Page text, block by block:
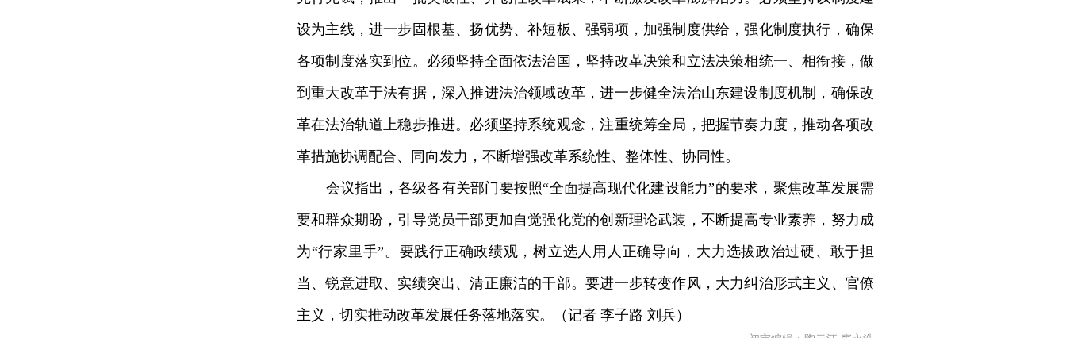
设为主线，进一步固根基、扬优势、补短板、强弱项，加强制度供给，强化制度执行，确保
各项制度落实到位。必须坚持全面依法治国，坚持改革决策和立法决策相统一、相衔接，做
到重大改革于法有据，深入推进法治领域改革，进一步健全法治山东建设制度机制，确保改
革在法治轨道上稳步推进。必须坚持系统观念，注重统筹全局，把握节奏力度，推动各项改
革措施协调配合、同向发力，不断增强改革系统性、整体性、协同性。
会议指出，各级各有关部门要按照“全面提高现代化建设能力”的要求，聚焦改革发展需
要和群众期盼，引导党员干部更加自觉强化党的创新理论武装，不断提高专业素养，努力成
为“行家里手”。要践行正确政绩观，树立选人用人正确导向，大力选拔政治过硬、敢于担
当、锐意进取、实绩突出、清正廉洁的干部。要进一步转变作风，大力纠治形式主义、官僚
主义，切实推动改革发展任务落地落实。（记者 李子路 刘兵）